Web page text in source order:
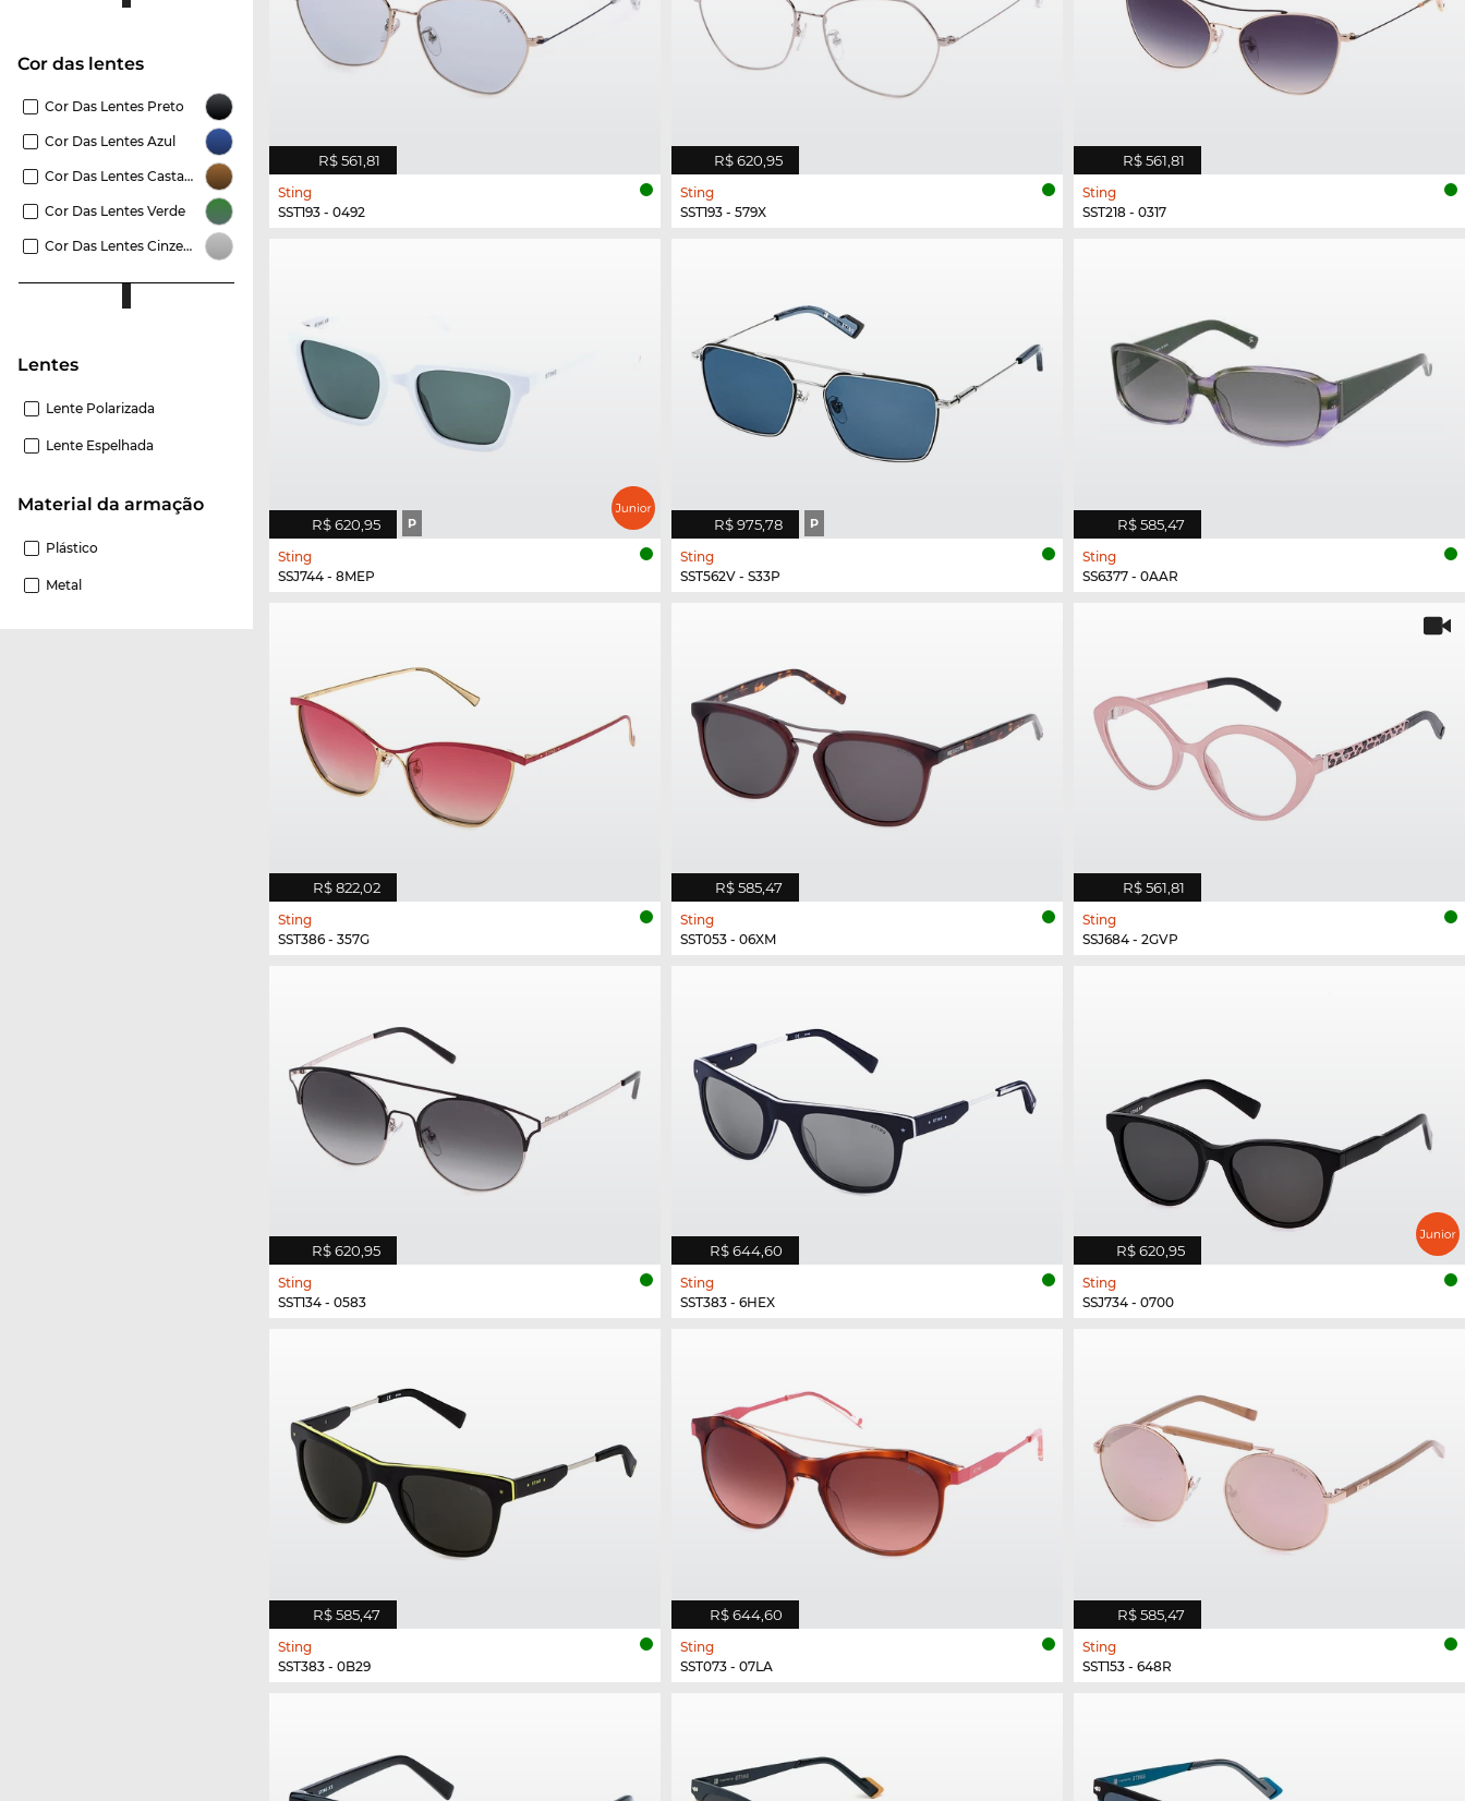
Cor das lentes
Cor Das Lentes Preto
Cor Das Lentes Azul
Cor Das Lentes Castanho
Cor Das Lentes Verde
Cor Das Lentes Cinzento
Lentes
Lente Polarizada
Lente Espelhada
material da armação
Plástico
Metal
R$ 561,81
Sting
SST193 - 0492
R$ 620,95
Sting
SST193 - 579X
R$ 561,81
Sting
SST218 - 0317
R$ 620,95 P
Sting
SSJ744 - 8MEP
R$ 975,78 P
Sting
SST562V - S33P
R$ 585,47
Sting
SS6377 - 0AAR
R$ 822,02
Sting
SST386 - 357G
R$ 585,47
Sting
SST053 - 06XM
R$ 561,81
Sting
SSJ684 - 2GVP
R$ 620,95
Sting
SST134 - 0583
R$ 644,60
Sting
SST383 - 6HEX
R$ 620,95
Sting
SSJ734 - 0700
R$ 585,47
Sting
SST383 - 0B29
R$ 644,60
Sting
SST073 - 07LA
R$ 585,47
Sting
SST153 - 648R